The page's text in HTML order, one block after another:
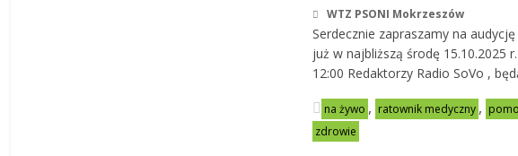
WTZ PSONI Mokrzeszów
Serdecznie zapraszamy na
już w najbliższą środę 15.10.2025
12:00 Redaktorzy Radio SoVo ,
na żywo , ratownik medyczny ,
zdrowie